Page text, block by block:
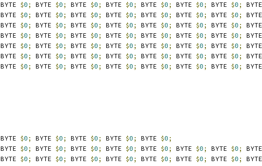
BYTE $0; BYTE $0; BYTE $0; BYTE $0; BYTE $0; BYTE $0; BYTE $0;
BYTE $0; BYTE $0; BYTE $0; BYTE $0; BYTE $0; BYTE $0; BYTE $0;
BYTE $0; BYTE $0; BYTE $0; BYTE $0; BYTE $0; BYTE $0; BYTE $0;
BYTE $0; BYTE $0; BYTE $0; BYTE $0; BYTE $0; BYTE $0; BYTE $0;
BYTE $0; BYTE $0; BYTE $0; BYTE $0; BYTE $0; BYTE $0; BYTE $0;
BYTE $0; BYTE $0; BYTE $0; BYTE $0; BYTE $0; BYTE $0; BYTE $0;
BYTE $0; BYTE $0; BYTE $0; BYTE $0; BYTE $0; BYTE $0; BYTE $0;
BYTE $0; BYTE $0; BYTE $0; BYTE $0; BYTE $0;
BYTE $0; BYTE $0; BYTE $0; BYTE $0; BYTE $0; BYTE $0; BYTE $0;
BYTE $0; BYTE $0; BYTE $0; BYTE $0; BYTE $0; BYTE $0; BYTE $0;